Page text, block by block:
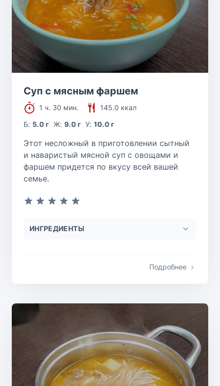
Суп с мясным фаршем
1 ч. 30 мин.
145.0 ккал
Б: 5.0 г Ж: 9.0 г У: 10.0 г
Этот несложный в приготовлении сытный
и наваристый мясной суп с овощами и
фаршем придется по вкусу всей вашей
семье.
ИНГРЕДИЕНТЫ
Подробнее